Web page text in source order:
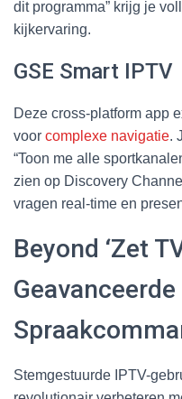
dit programma” krijg je
kijkervaring.
GSE Smart IPTV
Deze cross-platform app
voor complexe navigatie.
“Toon me alle
zien op Discovery
vragen real-time en
Beyond ‘Zet
Geavanceerde
Stemgestuurde IPTV-